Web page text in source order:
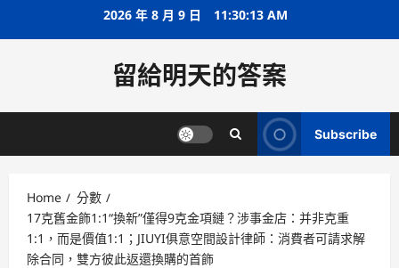
2026 年 8 月 9 日 11:30:14 AM
留給明天的答案
Subscribe
Home
分數
17克舊金飾1:1“換新”僅得9克金項鏈？涉事金店：并非克重
1:1，而是價值1:1；JIUYI俱意空間設計律師：消費者可請求解
除合同，雙方彼此返還換購的首飾